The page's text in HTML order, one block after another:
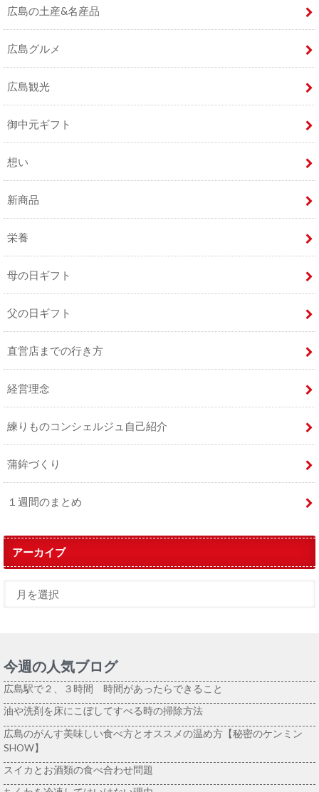
広島の土産&名産品
広島グルメ
広島観光
御中元ギフト
想い
新商品
栄養
母の日ギフト
父の日ギフト
直営店までの行き方
経営理念
練りものコンシェルジュ自己紹介
蒲鉾づくり
１週間のまとめ
アーカイブ
今週の人気ブログ
広島駅で２、３時間 時間があったらできること
油や洗剤を床にこぼしてすべる時の掃除方法
広島のがんす美味しい食べ方とオススメの温め方【秘密のケンミン
SHOW】
スイカとお酒類の食べ合わせ問題